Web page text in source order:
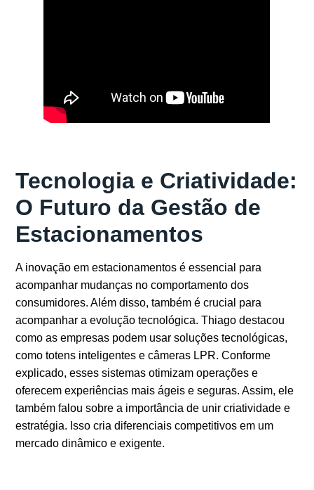
Tecnologia e Criatividade:
O Futuro da Gestão de
Estacionamentos
A inovação em estacionamentos é essencial para
acompanhar mudanças no comportamento dos
consumidores. Além disso, também é crucial para
acompanhar a evolução tecnológica. Thiago destacou
como as empresas podem usar soluções tecnológicas,
como totens inteligentes e câmeras LPR. Conforme
explicado,esses sistemas otimizam operações e
oferecem experiências mais ágeis e seguras. Assim, ele
também falou sobre a importância de unir criatividade e
estratégia. Isso cria diferenciais competitivos em um
mercado dinâmico e exigente.